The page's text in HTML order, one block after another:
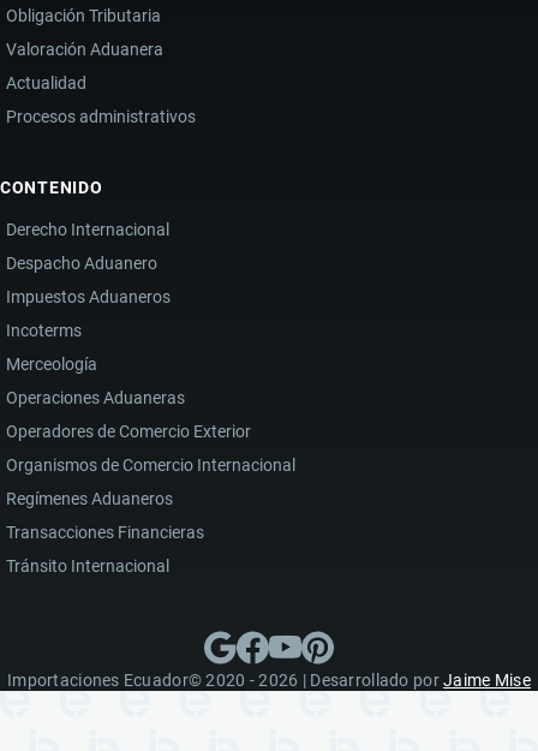
Obligación Tributaria
Valoración Aduanera
Actualidad
Procesos administrativos
CONTENIDO
Derecho Internacional
Despacho Aduanero
Impuestos Aduaneros
Incoterms
Merceología
Operaciones Aduaneras
Operadores de Comercio Exterior
Organismos de Comercio Internacional
Regímenes Aduaneros
Transacciones Financieras
Tránsito Internacional
Importaciones Ecuador© 2020 - 2026 | Desarrollado porJaime Mise